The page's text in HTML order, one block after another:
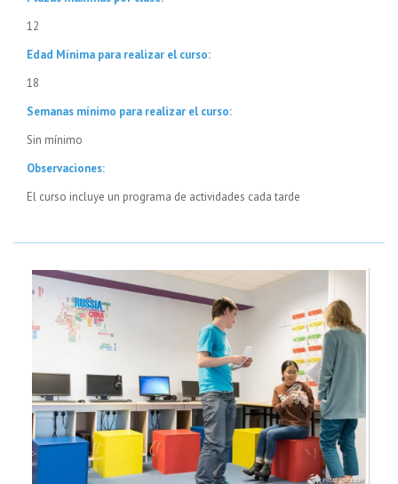
12
Edad Mínima para realizar el curso:
18
Semanas mínimo para realizar el curso:
Sin mínimo
Observaciones:
El curso incluye un programa de actividades cada tarde